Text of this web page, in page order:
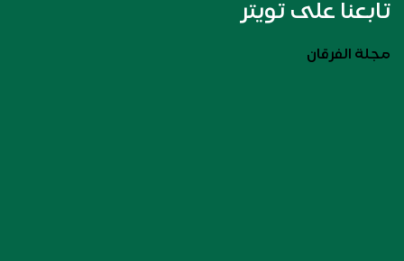
تابعنا على تويتر
مجلة الفرقان